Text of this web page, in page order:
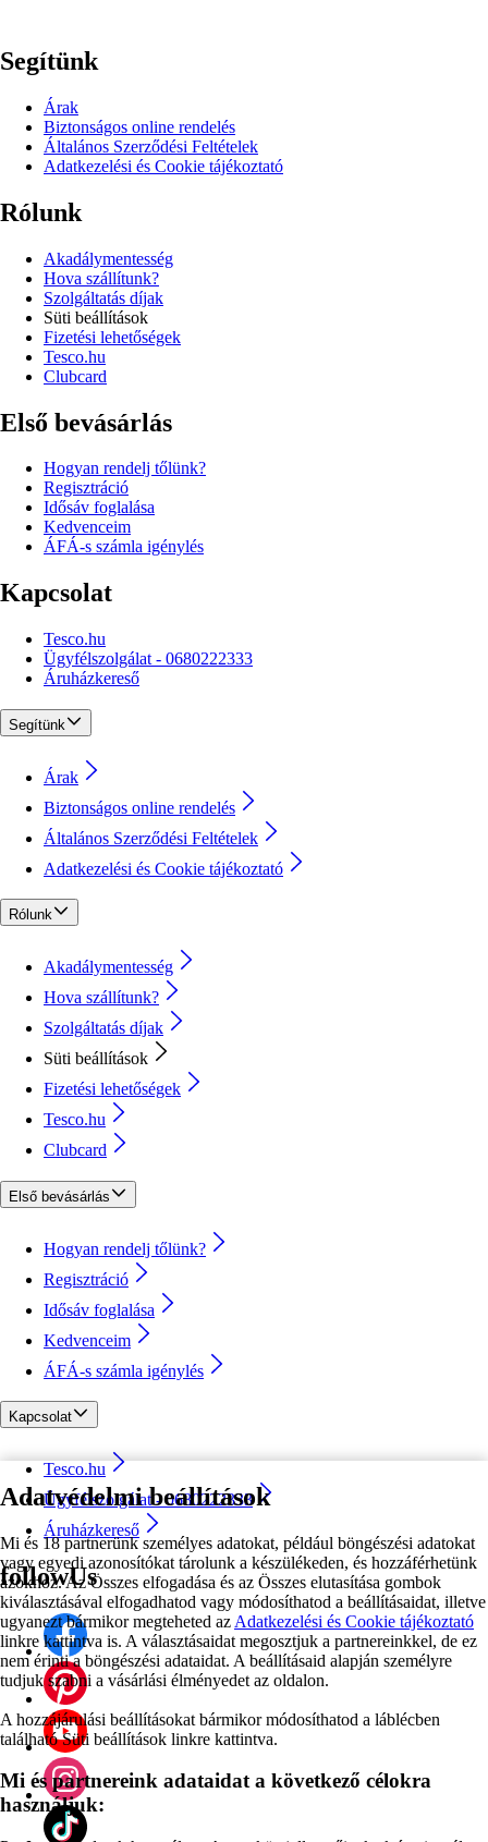
Adatvédelmi beállítások
Mi és 18 partnerünk személyes adatokat, például böngészési adatokat
vagy egyedi azonosítókat tárolunk a készülékeden, és hozzáférhetünk
azokhoz. Az Összes elfogadása és az Összes elutasítása gombok
kiválasztásával elfogadhatod vagy módosíthatod a beállításaidat, illetve
ugyanezt bármikor megteheted az Adatkezelési és Cookie tájékoztató
linkre kattintva is. A választásaidat megosztjuk a partnereinkkel, de ez
nem érinti a böngészési adataidat. A beállításaid alapján személyre
tudjuk szabni a vásárlási élményedet az oldalon.
A hozzájárulási beállításokat bármikor módosíthatod a láblécben
található Süti beállítások linkre kattintva.
Mi és partnereink adataidat a következő célokra
használjuk:
Segítünk
Árak
Biztonságos online rendelés
Általános Szerződési Feltételek
Adatkezelési és Cookie tájékoztató
Rólunk
Akadálymentesség
Hova szállítunk?
Szolgáltatás díjak
Süti beállítások
Fizetési lehetőségek
Tesco.hu
Clubcard
Első bevásárlás
Hogyan rendelj tőlünk?
Regisztráció
Idősáv foglalása
Kedvenceim
ÁFÁ-s számla igénylés
Kapcsolat
Tesco.hu
Ügyfélszolgálat - 0680222333
Áruházkereső
Segítünk
Árak
Biztonságos online rendelés
Általános Szerződési Feltételek
Adatkezelési és Cookie tájékoztató
Rólunk
Akadálymentesség
Hova szállítunk?
Szolgáltatás díjak
Süti beállítások
Fizetési lehetőségek
Tesco.hu
Clubcard
Első bevásárlás
Hogyan rendelj tőlünk?
Regisztráció
Idősáv foglalása
Kedvenceim
ÁFÁ-s számla igénylés
Kapcsolat
Tesco.hu
Ügyfélszolgálat - 0680222333
Áruházkereső
followUs